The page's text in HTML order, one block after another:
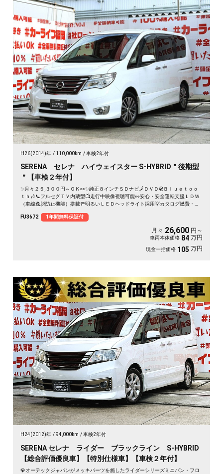
H26(2014)年 110,000km 車検2年付
SERENA セレナ ハイウェイスター S-HYBRID＂後期型
＂【車検２年付】
✨月々２５,３００円～ＯＫ👀✨純正８インチＳＤナビ🗾ＤＶＤ💿Ｂｌｕｅｔｏｏ
ｔｈ🎶📞フルセグＴＶ内蔵型📺走行中映像視聴可能👀安心・安全運転支援ＬＤＷ
（車線逸脱防止機能）搭載🚥明るいＬＥＤヘッドライト採用💡カタログ燃費・Ｊ
ップダウンモニター搭載📺ドライブレコーダ付で安心録画📹納車時新品タイヤ装
FU3672 1年間無料保証付
月々 26,600 円～
車両本体価格 84 万円
現金一括価格 105 万円
H24(2012)年 94,000km 車検2年付
SERENA セレナ ライダー ブラックライン S-HYBRID
【総合評価優良車】【特別仕様車】【車検２年付】
💎オーテックジャパンがメッキパーツを施したライダーシリーズミニバン・フロ